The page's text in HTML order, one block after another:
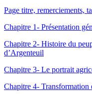
Page titre, remerciements,
Chapitre 1- Présentation
Chapitre 2- Histoire du
d’Argenteuil
Chapitre 3- Le portrait
Chapitre 4- Transformation